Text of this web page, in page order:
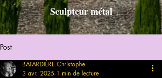
Sculpteur métal
Post
BATARDIÈRE Christophe
3 avr. 2025 1 min de lecture